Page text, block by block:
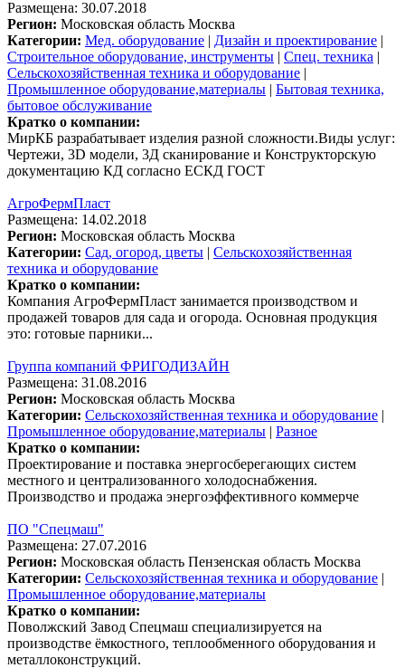
Размещена: 30.07.2018
Регион: Московская область Москва
Категории: Мед. оборудование | Дизайн и проектирование |
Строительное оборудование, инструменты | Спец. техника |
Сельскохозяйственная техника и оборудование |
Промышленное оборудование,материалы | Бытовая техника,
бытовое обслуживание
Кратко о компании:
МирКБ разрабатывает изделия разной сложности.Виды услуг:
Чертежи, 3D модели, 3Д сканирование и Конструкторскую
документацию КД согласно ЕСКД ГОСТ
АгроФермПласт
Размещена: 14.02.2018
Регион: Московская область Москва
Категории: Сад, огород, цветы | Сельскохозяйственная
техника и оборудование
Кратко о компании:
Компания АгроФермПласт занимается производством и
продажей товаров для сада и огорода. Основная продукция
это: готовые парники...
Группа компаний ФРИГОДИЗАЙН
Размещена: 31.08.2016
Регион: Московская область Москва
Категории: Сельскохозяйственная техника и оборудование |
Промышленное оборудование,материалы | Разное
Кратко о компании:
Проектирование и поставка энергосберегающих систем
местного и централизованного холодоснабжения.
Производство и продажа энергоэффективного коммерче
ПО "Спецмаш"
Размещена: 27.07.2016
Регион: Московская область Пензенская область Москва
Категории: Сельскохозяйственная техника и оборудование |
Промышленное оборудование,материалы
Кратко о компании:
Поволжский Завод Спецмаш специализируется на
производстве ёмкостного, теплообменного оборудования и
металлоконструкций.